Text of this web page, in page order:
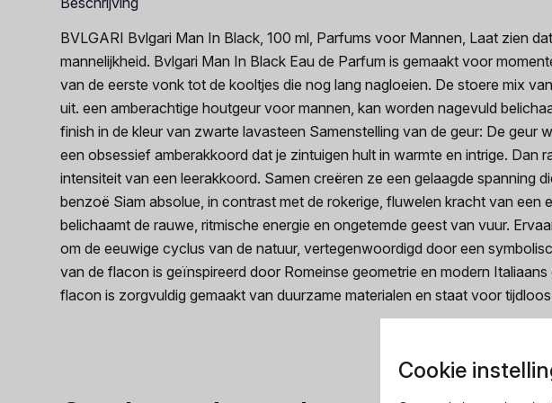
BVLGARI Bvlgari Man In Black, 100 ml, Parfums voor Mannen, Laat zien
mannelijkheid. Bvlgari Man In Black Eau de Parfum is gemaakt voor
van de eerste vonk tot de kooltjes die nog lang nagloeien. De stoere mix
uit. een amberachtige houtgeur voor mannen, kan worden nagevuld
finish in de kleur van zwarte lavasteen Samenstelling van de geur: De
een obsessief amberakkoord dat je zintuigen hult in warmte en intrige.
intensiteit van een leerakkoord. Samen creëren ze een gelaagde spanning
benzoë Siam absolue, in contrast met de rokerige, fluwelen kracht van
belichaamt de rauwe, ritmische energie en ongetemde geest van vuur.
om de eeuwige cyclus van de natuur, vertegenwoordigd door een
van de flacon is geïnspireerd door Romeinse geometrie en modern
flacon is zorgvuldig gemaakt van duurzame materialen en staat voor
Cookie